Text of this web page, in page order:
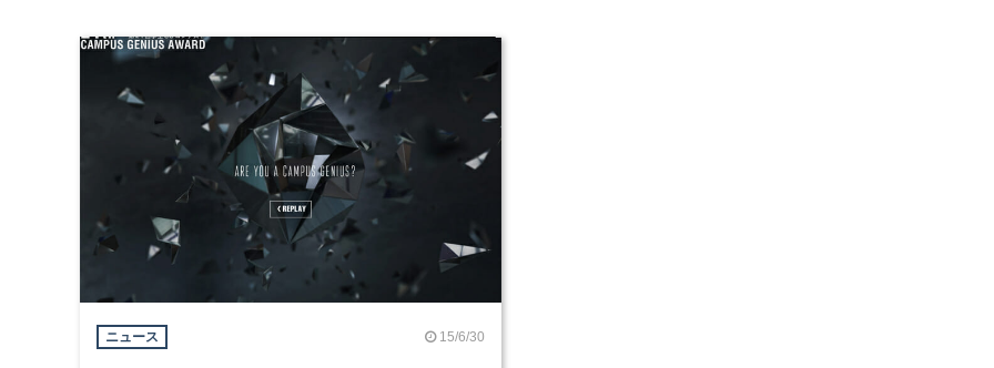
ニュース 15/6/30